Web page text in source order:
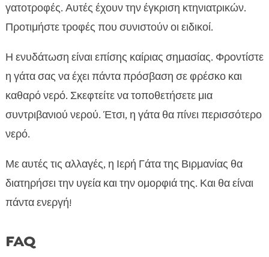
γατοτροφές. Αυτές έχουν την έγκριση κτηνιατρικών.
Προτιμήστε τροφές που συνιστούν οι ειδικοί.
Η ενυδάτωση είναι επίσης καίριας σημασίας. Φροντίστε
η γάτα σας να έχει πάντα πρόσβαση σε φρέσκο και
καθαρό νερό. Σκεφτείτε να τοποθετήσετε μια
συντριβανιού νερού. Έτσι, η γάτα θα πίνει περισσότερο
νερό.
Με αυτές τις αλλαγές, η Ιερή Γάτα της Βιρμανίας θα
διατηρήσει την υγεία και την ομορφιά της. Και θα είναι
πάντα ενεργή!
FAQ